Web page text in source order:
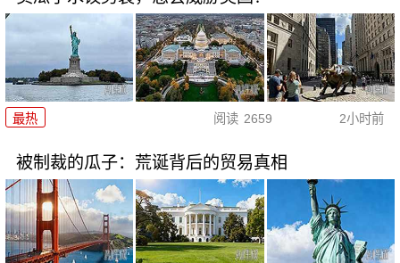
最热 阅读 2659 2小时前
被制裁的瓜子：荒诞背后的贸易真相